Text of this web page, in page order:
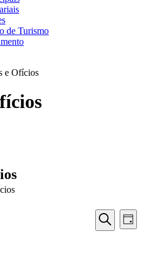
de Turismo
e Ofícios
dePesquisar
de
Dia